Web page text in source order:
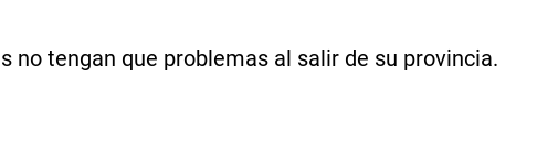
no tengan que problemas al salir de su provincia.